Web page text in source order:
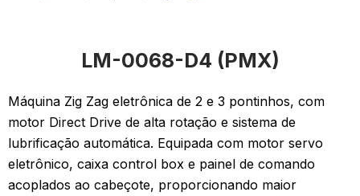
LM-0068-D4 (PMX)
Máquina Zig Zag eletrônica de 2 e 3 pontinhos, com
motor Direct Drive de alta rotação e sistema de
lubrificação automática. Equipada com motor servo
eletrônico, caixa control box e painel de comando
acoplados ao cabeçote, proporcionando maior